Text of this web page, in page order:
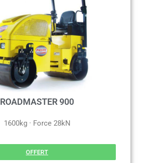
ROADMASTER 900
1600kg · Force 28kN
OFFERT